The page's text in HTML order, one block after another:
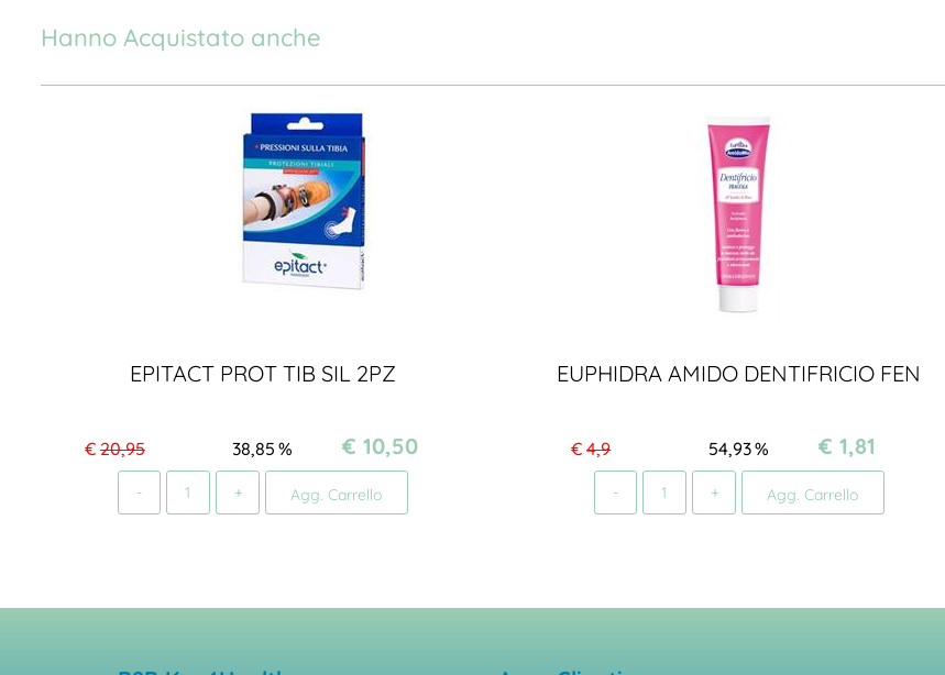
Hanno Acquistato anche
EPITACT PROT TIB SIL 2PZ
€20,95 %
38,85 € 10,50
Agg. Carrello
EUPHIDRA AMIDO DENTIFRICIO FEN
€ 4,9 %
54,93 € 1,81
Agg. Carrello